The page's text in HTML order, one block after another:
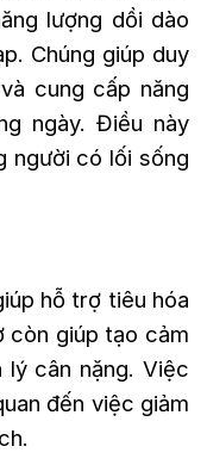
lượng dồi dào
Chúng giúp duy
cung cấp năng
ngày. Điều này
người có lối sống
hỗ trợ tiêu hóa
còn giúp tạo cảm
cân nặng. Việc
đến việc giảm